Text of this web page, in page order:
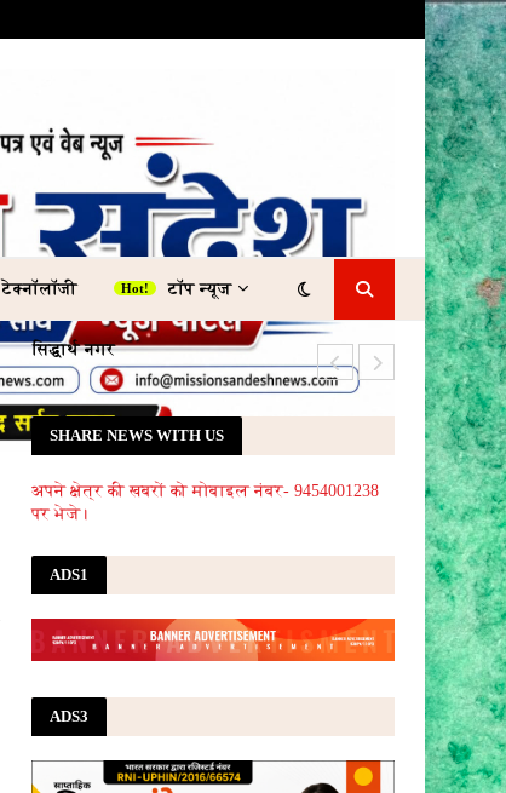
टेक्नॉलॉजी टॉप न्यूज
सिद्धार्थ नगर
'लाभ के सपनों'
SHARE NEWS WITH US
अपने क्षेत्र की खबरों को मोबाइल नंबर- 9454001238
पर भेजे।
ADS1
ADS3